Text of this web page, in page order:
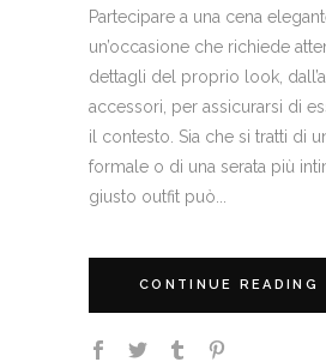
Partecipare a una cena
un’occasione che richiede
dettagli del proprio look,
accessori, per assicurarsi di
il contesto. Sia che si tratti di
formale o di una serata più
giusto outfit può...
CONTINUE READING